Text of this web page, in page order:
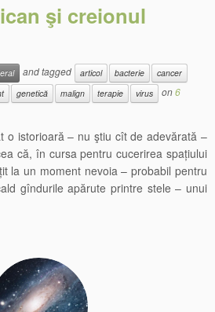
şi creionul
and tagged articol bacterie
cancer
genetică malign terapie virus on6
o istorioară – nu ştiu cît de adevărată –
că, în cursa pentru cucerirea spațiului
la un moment nevoia – probabil pentru
gîndurile apărute printre stele – unui